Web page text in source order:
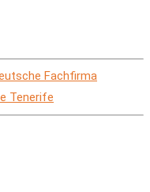
Fachfirma
Tenerife